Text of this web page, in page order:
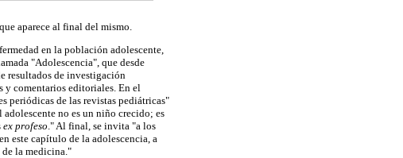
aparece al final del mismo.
en la población adolescente,
"Adolescencia", que desde
resultados de investigación
comentarios editoriales. En el
periódicas de las revistas pediátricas"
no es un niño crecido; es
ex profeso ." Al final, se invita "a los
este capítulo de la adolescencia, a
de la medicina."